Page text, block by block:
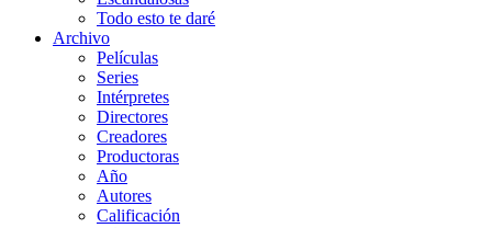
Todo esto te daré
Archivo
Películas
Series
Intérpretes
Directores
Creadores
Productoras
Año
Autores
Calificación